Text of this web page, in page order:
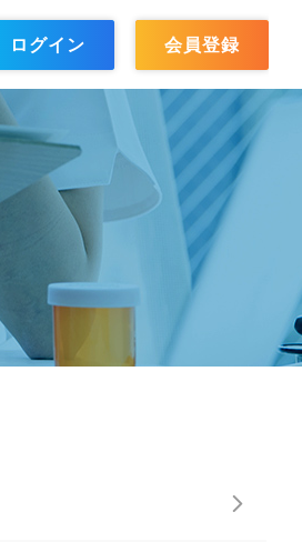
ログイン 会員登録